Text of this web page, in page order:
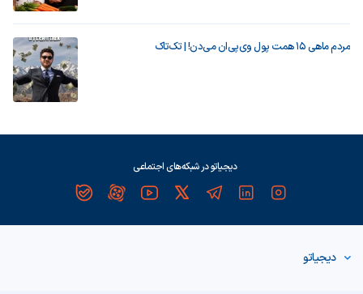
مردم ماهی ۱۵ همت پول وی‌پی‌ان می‌دن! | تک‌تاک
دیجیاتو در شبکه‌های اجتماعی
دیجیاتو